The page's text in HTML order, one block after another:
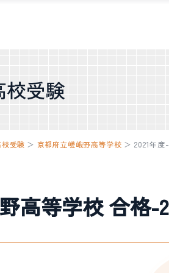
受験
受験 ＞ 京都府立嵯峨野高等学校 ＞ 2021年度
高等学校 合格-